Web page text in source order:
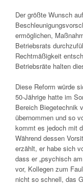
Der größte Wunsch
ermöglichen,
Betriebsrats
Rechtmäßigkeit
Betriebsräte halten
Diese Reform würde
50-Jährige hatte im
Bereich Biegetechnik
übernommen und so
kommt es jedoch mit
Während dessen
erzählt, er habe sich
dass er „psychisch
vor, Kollegen zum
nicht so schnell, das